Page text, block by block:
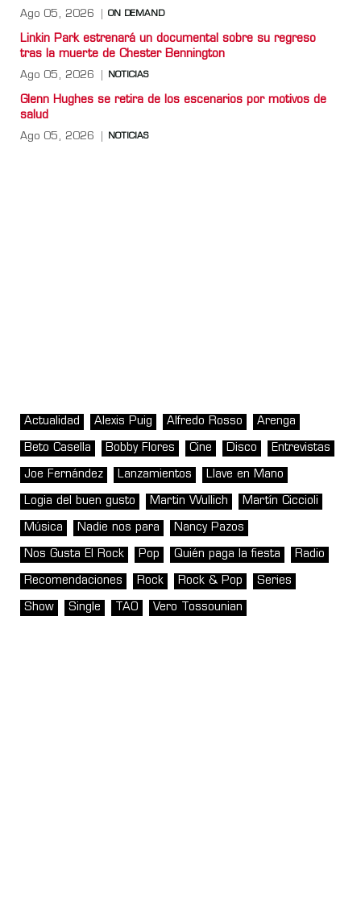
Ago 05, 2026 ON DEMAND
Linkin Park estrenará un documental sobre su regreso
tras la muerte de Chester Bennington
Ago 05, 2026 NOTICIAS
Glenn Hughes se retira de los escenarios por motivos de
salud
Ago 05, 2026 NOTICIAS
Actualidad Alexis Puig Alfredo Rosso Arenga
Beto Casella Bobby Flores Cine Disco Entrevistas
Joe Fernández Lanzamientos Llave en Mano
Logia del buen gusto Martin Wullich Martín Ciccioli
Música Nadie nos para Nancy Pazos
Nos Gusta El Rock Pop Quién paga la fiesta Radio
Recomendaciones Rock Rock & Pop Series
Show Single TAO Vero Tossounian